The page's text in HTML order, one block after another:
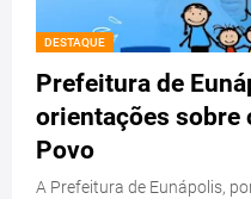
DESTAQUE
Prefeitura de
orientações sobre
Povo
A Prefeitura de Eunápolis,